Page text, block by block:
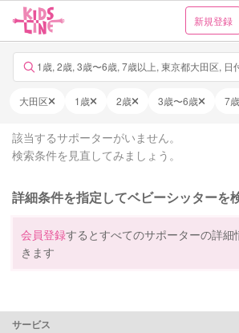
新規登録
1歳, 2歳, 3歳〜6歳, 7歳以上, 東京都大田区, 日
大田区 1歳 2歳 3歳〜6歳 7
該当するサポーターがいません。
検索条件を見直してみましょう。
詳細条件を指定してベビーシッターを
会員登録するとすべてのサポーターの詳
きます
サービス